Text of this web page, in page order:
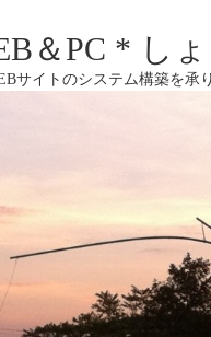
＆PC * し
サイトのシステム構築を承